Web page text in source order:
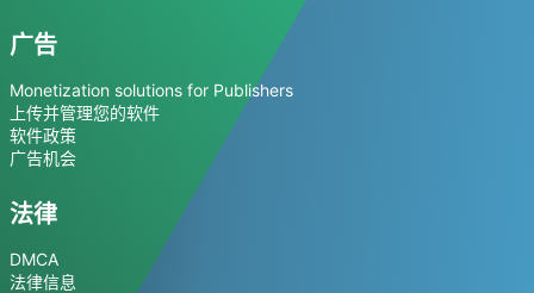
广告
Monetization solutions for Publishers
上传并管理您的软件
软件政策
广告机会
法律
DMCA
法律信息